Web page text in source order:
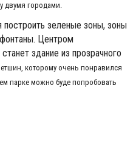
двумя городами.
построить зеленые зоны, зоны
Центром
здание из прозрачного
которому очень понравился
парке можно буде попробовать